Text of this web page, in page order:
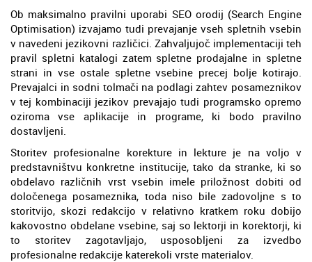
Ob maksimalno pravilni uporabi SEO orodij (Search Engine
Optimisation) izvajamo tudi prevajanje vseh spletnih vsebin
v navedeni jezikovni različici. Zahvaljujoč implementaciji teh
pravil spletni katalogi zatem spletne prodajalne in spletne
strani in vse ostale spletne vsebine precej bolje kotirajo.
Prevajalci in sodni tolmači na podlagi zahtev posameznikov
v tej kombinaciji jezikov prevajajo tudi programsko opremo
oziroma vse aplikacije in programe, ki bodo pravilno
dostavljeni.
Storitev profesionalne korekture in lekture je na voljo v
predstavništvu konkretne institucije, tako da stranke, ki so
obdelavo različnih vrst vsebin imele priložnost dobiti od
določenega posameznika, toda niso bile zadovoljne s to
storitvijo, skozi redakcijo v relativno kratkem roku dobijo
kakovostno obdelane vsebine, saj so lektorji in korektorji, ki
to storitev zagotavljajo, usposobljeni za izvedbo
profesionalne redakcije katerekoli vrste materialov.